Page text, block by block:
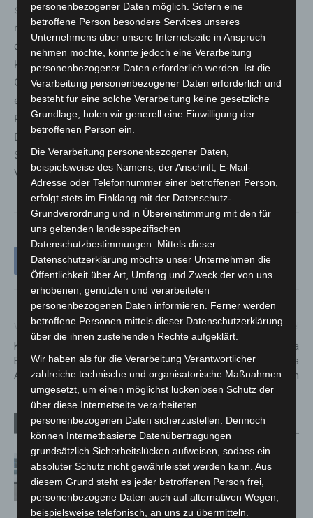
sollen, war ein Genesenenzertifikat bisher technisch
noch nicht möglich. Die Apotheken freuen sich nun, auch
diesen Menschen ein Angebot machen zu können. Ihnen
kann das digitale Genesenenzertifikat auf Apps wie der
Corona-Warn-App helfen, den Spätsommer und Herbst
etwas mehr zu genießen.“ Dittrich weiter: „Für
Patientinnen und Patienten ist das Angebot kostenfrei.
Die Apotheke erhält vom Bundesamt für Soziale
Sicherung – wie bei den anderen Zertifikaten – eine
Vergütung von 5,04 Euro plus Mehrwertsteuer.“
Vorheriger Artikel
Kultursommer 2021: Teresa
Bergman & Band im
Amtsgarten
Nächster Artikel
Neuer Verteidiger für 96: Luka
Krajnc kommt ablösefrei aus
Italien
Verwandte Artikel Mehr vom Autor
Niedersachsen: Feuerwehrkräfte
kehren nach Waldbrandeinsatz aus
Spanien zurück
personenbezogener Daten möglich. Sofern eine
betroffene Person besondere Services unseres
Unternehmens über unsere Internetseite in Anspruch
nehmen möchte, könnte jedoch eine Verarbeitung
personenbezogener Daten erforderlich werden. Ist die
Verarbeitung personenbezogener Daten erforderlich und
besteht für eine solche Verarbeitung keine gesetzliche
Grundlage, holen wir generell eine Einwilligung der
betroffenen Person ein.
Die Verarbeitung personenbezogener Daten,
beispielsweise des Namens, der Anschrift, E-Mail-
Adresse oder Telefonnummer einer betroffenen Person,
erfolgt stets im Einklang mit der Datenschutz-
Grundverordnung und in Übereinstimmung mit den für
uns geltenden landesspezifischen
Datenschutzbestimmungen. Mittels dieser
Datenschutzerklärung möchte unser Unternehmen die
Öffentlichkeit über Art, Umfang und Zweck der von uns
erhobenen, genutzten und verarbeiteten
personenbezogenen Daten informieren. Ferner werden
betroffene Personen mittels dieser Datenschutzerklärung
über die ihnen zustehenden Rechte aufgeklärt.
Wir haben als für die Verarbeitung Verantwortlicher
zahlreiche technische und organisatorische Maßnahmen
umgesetzt, um einen möglichst lückenlosen Schutz der
über diese Internetseite verarbeiteten
personenbezogenen Daten sicherzustellen. Dennoch
können Internetbasierte Datenübertragungen
grundsätzlich Sicherheitslücken aufweisen, sodass ein
absoluter Schutz nicht gewährleistet werden kann. Aus
diesem Grund steht es jeder betroffenen Person frei,
personenbezogene Daten auch auf alternativen Wegen,
beispielsweise telefonisch, an uns zu übermitteln.